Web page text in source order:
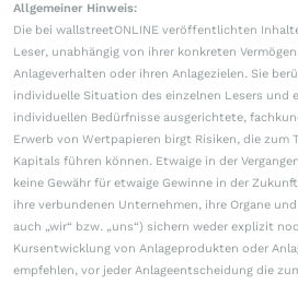
Allgemeiner Hinweis:
Die bei wallstreetONLINE veröffentlichten
Leser, unabhängig von ihrer konkreten
Anlageverhalten oder ihren Anlagezielen. Sie
individuelle Situation des einzelnen Lesers und
individuellen Bedürfnisse ausgerichtete,
Erwerb von Wertpapieren birgt Risiken, die zum
Kapitals führen können. Etwaige in der
keine Gewähr für etwaige Gewinne in der
ihre verbundenen Unternehmen, ihre Organe
auch „wir“ bzw. „uns“) sichern weder explizit
Kursentwicklung von Anlageprodukten oder
empfehlen, vor jeder Anlageentscheidung die